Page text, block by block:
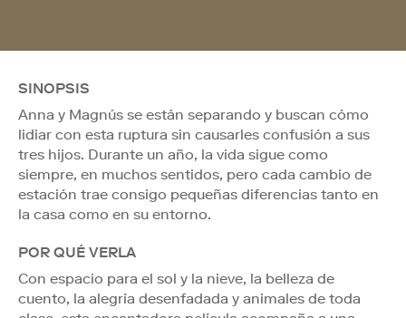
SINOPSIS
Anna y Magnús se están separando y buscan cómo
lidiar con esta ruptura sin causarles confusión a sus
tres hijos. Durante un año, la vida sigue como
siempre, en muchos sentidos, pero cada cambio de
estación trae consigo pequeñas diferencias tanto en
la casa como en su entorno.
POR QUÉ VERLA
Con espacio para el sol y la nieve, la belleza de
cuento, la alegría desenfadada y animales de toda